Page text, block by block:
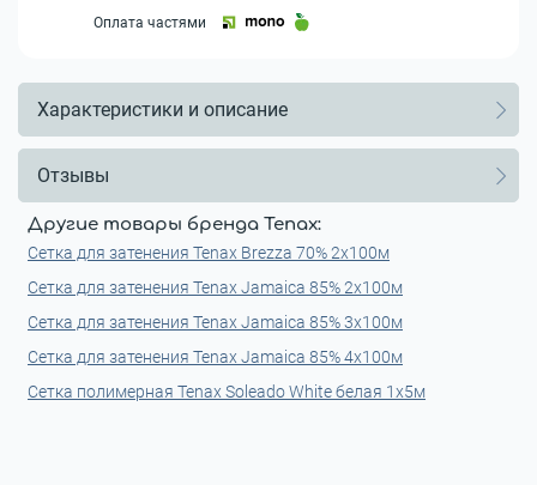
Оплата частями
Характеристики и описание
Отзывы
Другие товары бренда Tenax:
Сетка для затенения Tenax Brezza 70% 2x100м
Сетка для затенения Tenax Jamaica 85% 2x100м
Сетка для затенения Tenax Jamaica 85% 3x100м
Сетка для затенения Tenax Jamaica 85% 4x100м
Сетка полимерная Tenax Soleado White белая 1х5м